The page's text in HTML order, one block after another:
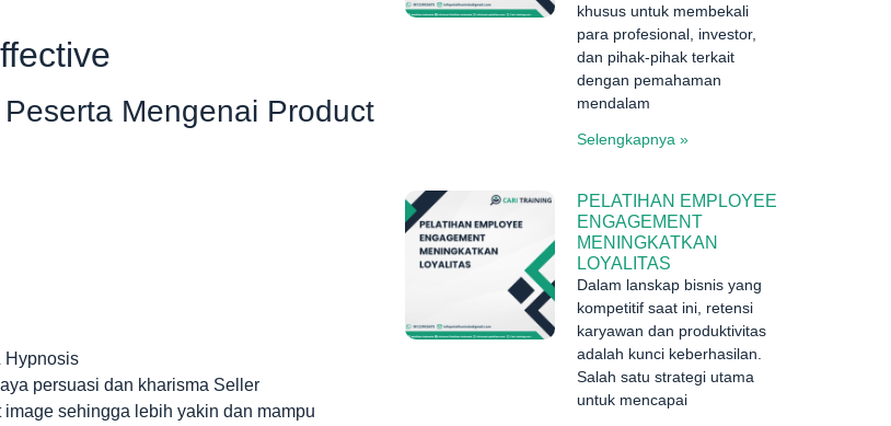
Mengenai Product
Hypnosis
persuasi dan kharisma Seller
sehingga lebih yakin dan mampu
khusus untuk membekali
para profesional, investor,
dan pihak-pihak terkait
dengan pemahaman
mendalam
Selengkapnya »
PELATIHAN EMPLOYEE
ENGAGEMENT
MENINGKATKAN
LOYALITAS
Dalam lanskap bisnis yang
kompetitif saat ini, retensi
karyawan dan produktivitas
adalah kunci keberhasilan.
Salah satu strategi utama
untuk mencapai